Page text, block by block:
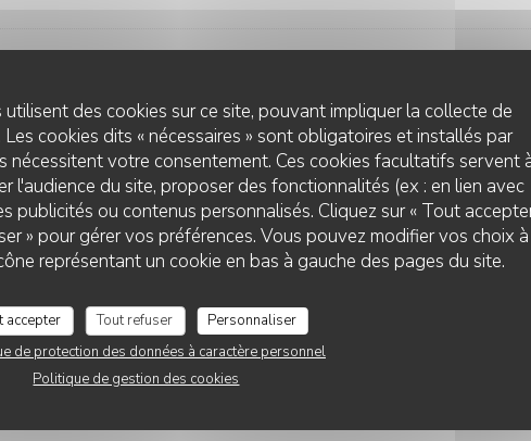
des cookies sur ce site, pouvant impliquer la collecte de
cookies dits « nécessaires » sont obligatoires et installés par
votre consentement. Ces cookies facultatifs servent
l'audience du site, proposer des fonctionnalités (ex : en lien avec
publicités ou contenus personnalisés. Cliquez sur « Tout
» pour gérer vos préférences. Vous pouvez modifier vos choix à
représentant un cookie en bas à gauche des pages du site.
accepter Tout refuser
Personnaliser
de protection des données à caractère personnel
Politique de gestion des cookies
gorgonzola, ciboulette
Leccino, crème de balsamique, basilic
confites, poivrons confits, basilic
TERRA PIZZA